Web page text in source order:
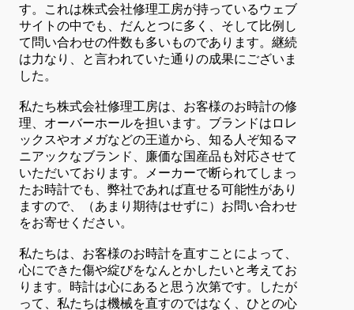
す。これは株式会社修理工房が持っているウェブ
サイトの中でも、だんとつに多く、そして比例し
て問い合わせの件数も多いものであります。継続
は力なり、と言われていた通りの成果にございま
した。
私たち株式会社修理工房は、お客様のお時計の修
理、オーバーホールを担います。ブランドはロレ
ックスやオメガなどの王道から、知る人ぞ知るマ
ニアックなブランド、廉価な国産品も対応させて
いただいております。メーカーで断られてしまっ
たお時計でも、弊社であれば直せる可能性があり
ますので、（あまり期待はせずに）お問い合わせ
をお寄せください。
私たちは、お客様のお時計を直すことによって、
心にできた傷や綻びをなんとかしたいと考えてお
ります。時計は心にあると思う次第です。したが
って、私たちは機械を直すのではなく、ひとの心